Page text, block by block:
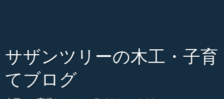
サザンツリーの木工・子育
てブログ